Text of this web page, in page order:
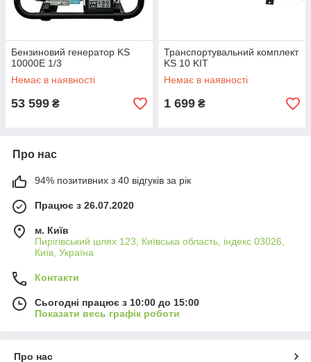
Бензиновий генератор KS
10000E 1/3
Немає в наявності
53 599 ₴
Транспортувальний комплект
KS 10 KIT
Немає в наявності
1 699 ₴
Про нас
94% позитивних з 40 відгуків за рік
Працює з 26.07.2020
м. Київ
Пирігівський шлях 123, Київська область, індекс 03026,
Київ, Україна
Контакти
Сьогодні працює з 10:00 до 15:00
Показати весь графік роботи
Про нас